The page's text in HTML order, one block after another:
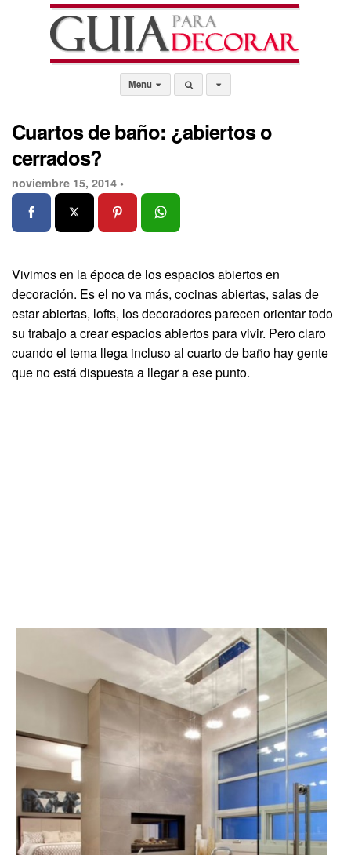
Menu
Cuartos de baño: ¿abiertos o
cerrados?
noviembre 15, 2014 •
Vivimos en la época de los espacios abiertos en
decoración. Es el no va más, cocinas abiertas, salas de
estar abiertas, lofts, los decoradores parecen orientar todo
su trabajo a crear espacios abiertos para vivir. Pero claro
cuando el tema llega incluso al cuarto de baño hay gente
que no está dispuesta a llegar a ese punto.